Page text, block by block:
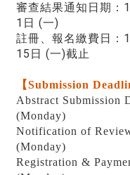
審查結果通知日期：
1日 (一)
註冊、報名繳費日：
15日 (一)截止
【Submission
Abstract Submission
(Monday)
Notification of
(Monday)
Registration &